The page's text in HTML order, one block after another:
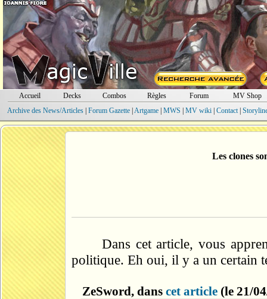
Accueil Decks Combos Règles Forum
MV Shop
Archive des News/Articles| Forum Gazette| Artgame| MWS MV wiki| Contact|
Les clones
Dans cet article, vous
politique. Eh oui, il y a un certain
ZeSword, danscet article (le 21/